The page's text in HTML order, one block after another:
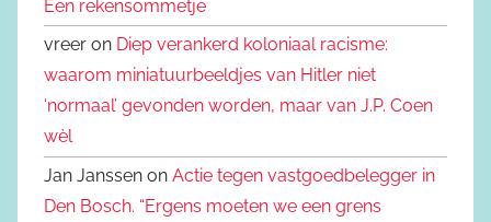
Een rekensommetje
vreer on Diep verankerd koloniaal racisme:
waarom miniatuurbeeldjes van Hitler niet
‘normaal’ gevonden worden, maar van J.P. Coen
wèl
Jan Janssen on Actie tegen vastgoedbelegger in
Den Bosch. “Ergens moeten we een grens